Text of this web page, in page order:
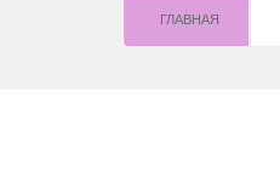
ГЛАВНАЯ